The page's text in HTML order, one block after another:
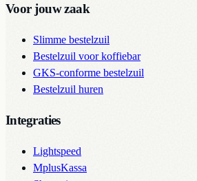
Voor jouw zaak
Slimme bestelzuil
Bestelzuil voor koffiebar
GKS-conforme bestelzuil
Bestelzuil huren
Integraties
Lightspeed
MplusKassa